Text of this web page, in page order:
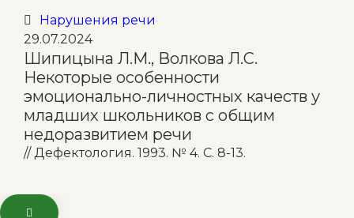
 Category
Нарушения речи
29.07.2024
Шипицына Л.М., Волкова Л.С.
Некоторые особенности
эмоционально-личностных качеств у
младших школьников с общим
недоразвитием речи
// Дефектология. 1993. № 4. С. 8-13.
